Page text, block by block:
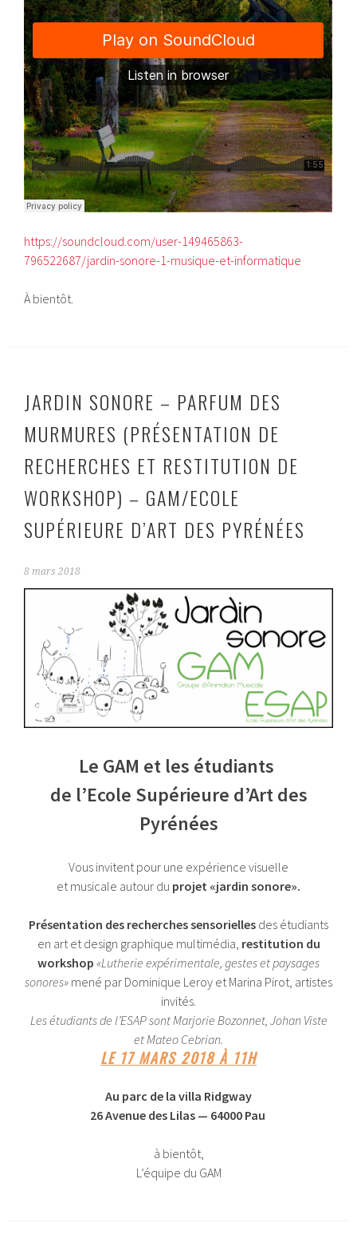
https://soundcloud.com/user-149465863-
796522687/jardin-sonore-1-musique-et-informatique
À bientôt.
JARDIN SONORE – PARFUM DES
MURMURES (PRÉSENTATION DE
RECHERCHES ET RESTITUTION DE
WORKSHOP) – GAM/ECOLE
SUPÉRIEURE D’ART DES PYRÉNÉES
8 mars 2018
Le GAM et les étudiants
de l’Ecole Supérieure d’Art des
Pyrénées
Vous invitent pour une expérience visuelle
et musicale autour du projet «jardin sonore».
Présentation des recherches sensorielles des étudiants
en art et design graphique multimédia, restitution du
workshop «Lutherie expérimentale, gestes et paysages
sonores» mené par Dominique Leroy et Marina Pirot, artistes
invités.
Les étudiants de l’ESAP sont Marjorie Bozonnet, Johan Viste
et Mateo Cebrian.
LE 17 MARS 2018 À 11H
Au parc de la villa Ridgway
26 Avenue des Lilas — 64000 Pau
à bientôt,
L’équipe du GAM